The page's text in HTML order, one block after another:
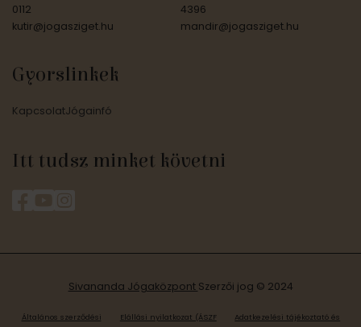
0112
kutir@jogasziget.hu
4396
mandir@jogasziget.hu
Gyorslinkek
KapcsolatJógainfó
Itt tudsz minket követni
Sivananda Jógaközpont Szerzői jog © 2024
Általános szerződési Elállási nyilatkozat (ÁSZF Adatkezelési tájékoztató és